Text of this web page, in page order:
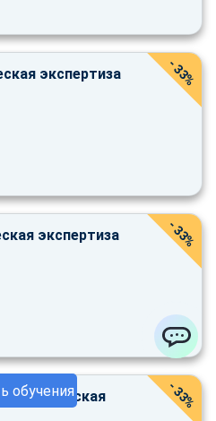
обучения
экспертиза - 33%
экспертиза - 33%
- 33%
ChatApp